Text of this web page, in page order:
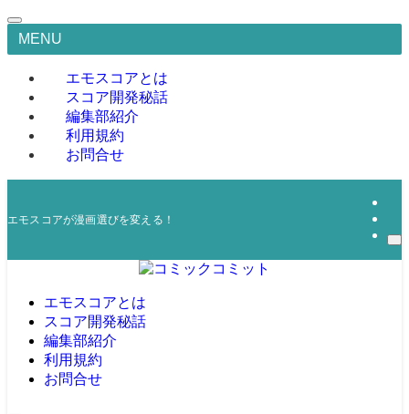
MENU
エモスコアとは
スコア開発秘話
編集部紹介
利用規約
お問合せ
エモスコアが漫画選びを変える！
エモスコアとは
スコア開発秘話
編集部紹介
利用規約
お問合せ